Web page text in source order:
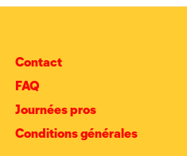
Contact
FAQ
Journées pros
Conditions générales